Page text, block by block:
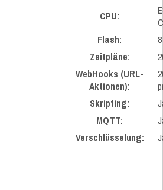
CPU:
Flash:
Zeitpläne:
WebHooks (URL-
Aktionen):
Skripting:
MQTT:
Verschlüsselung: